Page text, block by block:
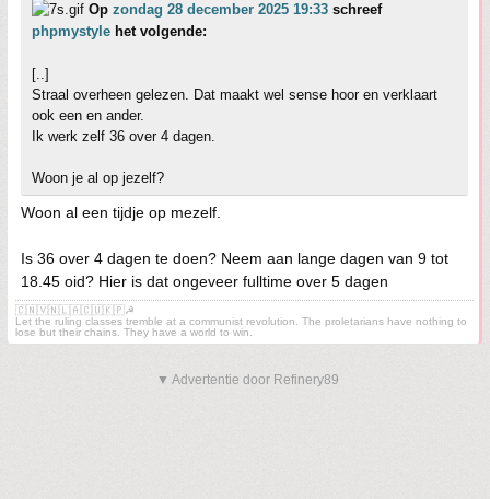
Op zondag 28 december 2025 19:33 schreef
phpmystyle het volgende:
[..]
Straal overheen gelezen. Dat maakt wel sense hoor en verklaart
ook een en ander.
Ik werk zelf 36 over 4 dagen.
Woon je al op jezelf?
Woon al een tijdje op mezelf.
Is 36 over 4 dagen te doen? Neem aan lange dagen van 9 tot
18.45 oid? Hier is dat ongeveer fulltime over 5 dagen
🇨🇳🇻🇳🇱🇦🇨🇺🇰🇵☭
Let the ruling classes tremble at a communist revolution. The proletarians have nothing to
lose but their chains. They have a world to win.
▼ Advertentie door Refinery89